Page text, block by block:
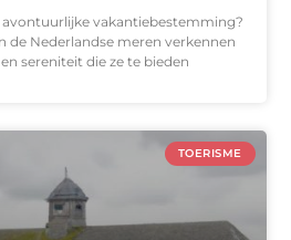
avontuurlijke vakantiebestemming?
de Nederlandse meren verkennen
sereniteit die ze te bieden
TOERISME